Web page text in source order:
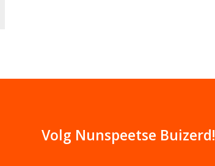
Volg Nunspeetse Buizerd!